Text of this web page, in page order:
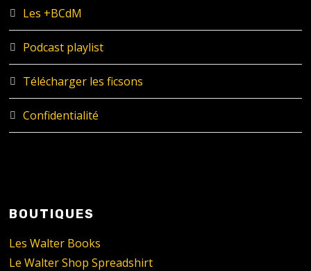
Les +BCdM
Podcast playlist
Télécharger les ficsons
Confidentialité
BOUTIQUES
Les Walter Books
Le Walter Shop Spreadshirt